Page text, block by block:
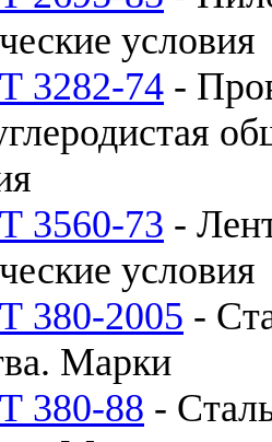
условия
3282-74 -
3560-73 -
условия
380-2005 -
Марки
380-88 -